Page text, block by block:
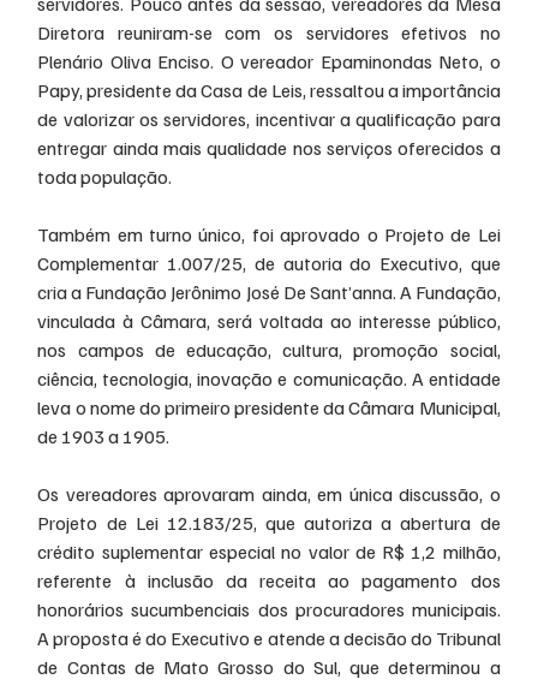
Diretora reuniram-se com os servidores efetivos no
Plenário Oliva Enciso. O vereador Epaminondas Neto, o
Papy, presidente da Casa de Leis, ressaltou a importância
de valorizar os servidores, incentivar a qualificação para
entregar ainda mais qualidade nos serviços oferecidos a
toda população.
Também em turno único, foi aprovado o Projeto de Lei
Complementar 1.007/25, de autoria do Executivo, que
cria a Fundação Jerônimo José De Sant’anna. A Fundação,
vinculada à Câmara, será voltada ao interesse público,
nos campos de educação, cultura, promoção social,
ciência, tecnologia, inovação e comunicação. A entidade
leva o nome do primeiro presidente da Câmara Municipal,
de 1903 a 1905.
Os vereadores aprovaram ainda, em única discussão, o
Projeto de Lei 12.183/25, que autoriza a abertura de
crédito suplementar especial no valor de R$ 1,2 milhão,
referente à inclusão da receita ao pagamento dos
honorários sucumbenciais dos procuradores municipais.
A proposta é do Executivo e atende a decisão do Tribunal
de Contas de Mato Grosso do Sul, que determinou a